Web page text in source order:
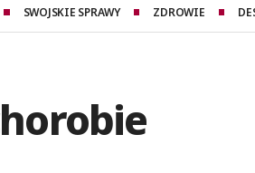
SWOJSKIE SPRAWY ZDROWIE